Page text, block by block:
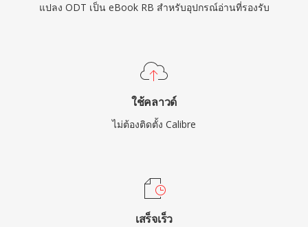
แปลง ODT เป็น eBook RB สำหรับอุปกรณ์อ่านที่รองรับ
ใช้คลาวด์
ไม่ต้องติดตั้ง Calibre
เสร็จเร็ว